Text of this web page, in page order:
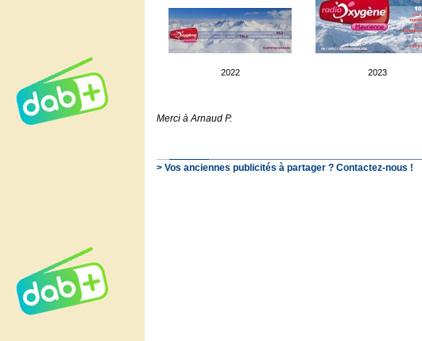
2022 2023
Merci à Arnaud P.
> Vos anciennes publicités à partager ? Contactez-nous !